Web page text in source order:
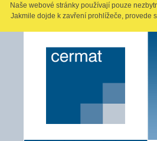
Naše webové stránky používají pouze
Jakmile dojde k zavření prohlížeče, provede